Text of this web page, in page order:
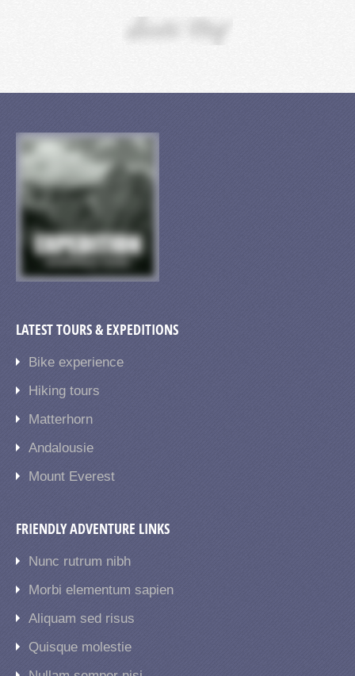
LATEST TOURS & EXPEDITIONS
Bike experience
Hiking tours
Matterhorn
Andalousie
Mount Everest
FRIENDLY ADVENTURE LINKS
Nunc rutrum nibh
Morbi elementum sapien
Aliquam sed risus
Quisque molestie